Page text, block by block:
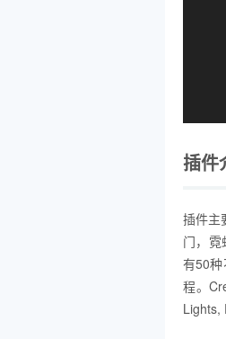
插件
插件主
门，霓
有50
程。
Lights,